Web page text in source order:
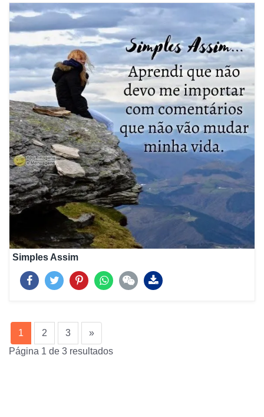
Simples Assim
1 (current)
2 3
»
Página 1 de 3 resultados